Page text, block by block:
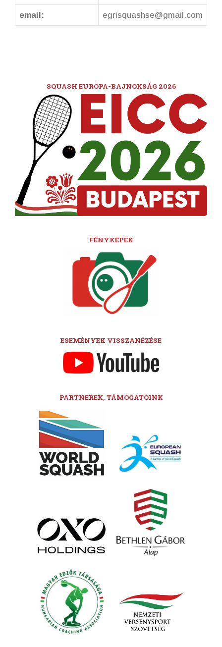
email: egrisquashse@gmail.com
SQUASH EURÓPA-BAJNOKSÁG 2026
FÉNYKÉPEK
ESEMÉNYEK VISSZANÉZÉSE
PARTNEREK, TÁMOGATÓINK